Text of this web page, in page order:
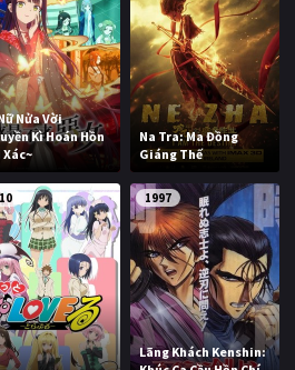
Nửa Vời
Kì Hoán Hồn
Na Tra: Ma Đồng
Giáng Thế
1997
Lãng Khách Kenshin: